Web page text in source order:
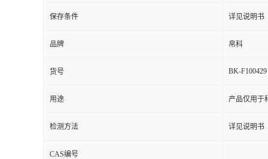
保存条件 详见说明书
品牌 帛科
货号 BK-F100429
用途 产品仅用于
检测方法 详见说明书
CAS编号